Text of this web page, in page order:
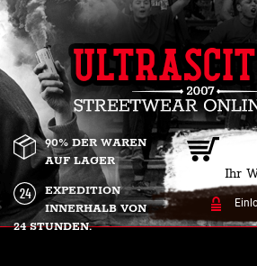
Ihr
90% DER WAREN
AUF LAGER
EXPEDITION
INNERHALB VON
24 STUNDEN.